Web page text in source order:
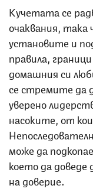
Кучетата се
очаквания, така
установите и
правила,
домашния си
се стремите да
уверено
насоките, от
може да
което да доведе
на доверие.